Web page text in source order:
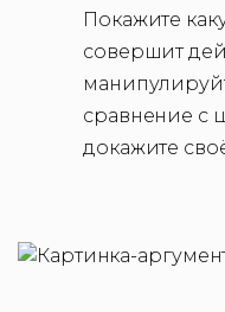
Покажите
совершит
сравнение с
докажите